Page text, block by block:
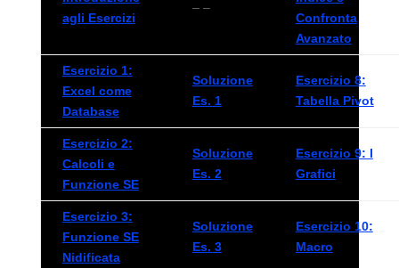
agli Esercizi
– –
Confronta
Avanzato
Esercizio 1:
Excel come
Database
Soluzione
Es. 1
Esercizio 8:
Tabella Pivot
Esercizio 2:
Calcoli e
Funzione SE
Soluzione
Es. 2
Esercizio 9: I
Grafici
Esercizio 3:
Funzione SE
Nidificata
Soluzione
Es. 3
Esercizio 10:
Macro